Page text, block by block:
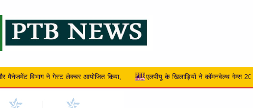
एलपीयू के खिलाड़ियों ने कॉमनवेल्थ गेम्स 2026 में भारत के लिए आठ मेडल जीते, जिनमें 4 गोल्ड, 2